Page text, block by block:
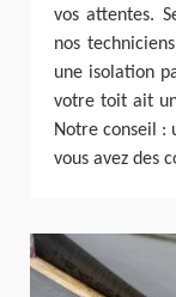
vos attentes.
nos
une isolation
votre toit ait
Notre conseil :
vous avez des